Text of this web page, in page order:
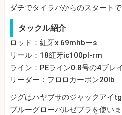
ダチでタイラバからのスタートで
タックル紹介
ロッド：紅牙x 69mhbーs
リール：18紅牙ic100pl-rm
ライン：PEライン0.8号の4ブレ
リーダー：フロロカーボン20lb
ジグはハヤブサのジャックアイ
ブルーグローバルゼブラを使いま